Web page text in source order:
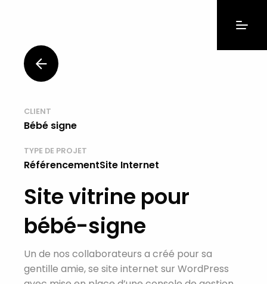
CLIENT
Bébé signe
TYPE DE PROJET
RéférencementSite Internet
Site vitrine pour
bébé-signe
Un de nos collaborateurs a créé pour sa
gentille amie, se site internet sur WordPress